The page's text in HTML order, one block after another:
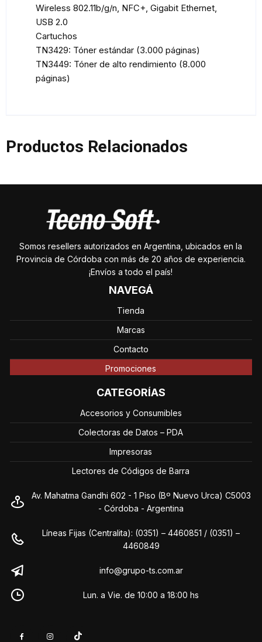
Wireless 802.11b/g/n, NFC+, Gigabit Ethernet,
USB 2.0
Cartuchos
TN3429: Tóner estándar (3.000 páginas)
TN3449: Tóner de alto rendimiento (8.000
páginas)
Productos Relacionados
Somos resellers autorizados en Argentina, ubicados en la
Provincia de Córdoba con más de 20 años de experiencia.
¡Envíos a todo el país!
NAVEGÁ
Tienda
Marcas
Contacto
Promociones
CATEGORÍAS
Accesorios y Consumibles
Colectoras de Datos – PDA
Impresoras
Lectores de Códigos de Barra
Av. Mahatma Gandhi 602 - 1 Piso (Bº Nuevo Urca) C5003
- Córdoba - Argentina
Líneas Fijas (Centralita): (0351) – 4460851 / (0351) –
4460849
info@grupo-ts.com.ar
Lun. a Vie. de 10:00 a 18:00 hs